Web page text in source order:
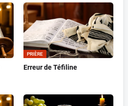
PRIÈRE
Erreur de Téfiline